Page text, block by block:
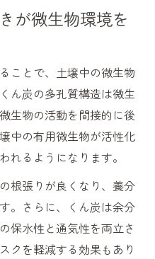
が微生物環境を
ことで、土壌中の微生物
ん炭の多孔質構造は微生
生物の活動を間接的に後
中の有用微生物が活性化
れるようになります。
根張りが良くなり、養分
。さらに、くん炭は余分
保水性と通気性を両立さ
クを軽減する効果もあり